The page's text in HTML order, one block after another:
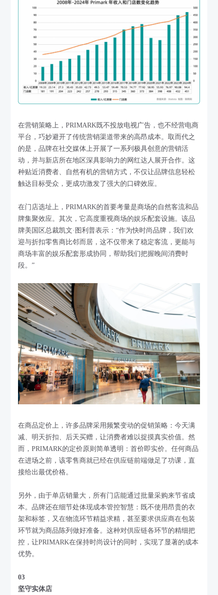
在营销策略上，PRIMARK既不投放电视广告，也不经营电商
平台，巧妙避开了传统营销渠道带来的高昂成本。取而代之
的是，品牌在社交媒体上开展了一系列极具创意的营销活
动，并与新店所在地区深具影响力的网红达人展开合作。这
种贴近消费者、自然有机的营销方式，不仅让品牌信息轻松
触达目标受众，更成功激发了强大的口碑效应。
在门店选址上，PRIMARK的首要考量是商场的自然客流和品
牌集聚效应。其次，它高度重视商场的娱乐配套设施。该品
牌美国区总裁凯文·图利普表示：“作为快时尚品牌，我们欢
迎与折扣零售商比邻而居，这不仅带来了稳定客流，更能与
商场丰富的娱乐配套形成协同，帮助我们把握晚间消费时
段。”
在商品定价上，许多品牌采用频繁变动的促销策略：今天满
减、明天折扣、后天买赠，让消费者难以捉摸真实价值。然
而，PRIMARK的定价原则简单透明：首价即实价。任何商品
在进场之前，该零售商就已经在供应链前端做足了功课，直
接给出最优价格。
另外，由于单店销量大，所有门店能通过批量采购来节省成
本。品牌还在细节处体现成本管控智慧：既不使用昂贵的衣
架和标签，又在物流环节精益求精，甚至要求供应商在包装
环节就为商品陈列做好准备。这种对供应链各环节的精细把
控，让PRIMARK在保持时尚设计的同时，实现了显著的成本
优势。
03
坚守实体店